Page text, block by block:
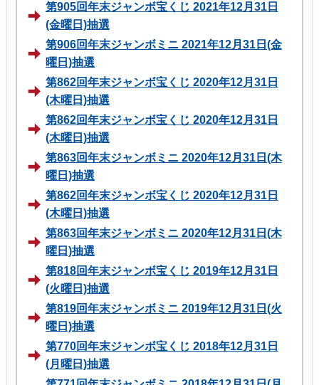
第905回年末ジャンボ宝くじ 2021年12月31日
(金曜日)抽選
第906回年末ジャンボミニ 2021年12月31日(金
曜日)抽選
第862回年末ジャンボ宝くじ 2020年12月31日
(木曜日)抽選
第862回年末ジャンボ宝くじ 2020年12月31日
(木曜日)抽選
第863回年末ジャンボミニ 2020年12月31日(木
曜日)抽選
第862回年末ジャンボ宝くじ 2020年12月31日
(木曜日)抽選
第863回年末ジャンボミニ 2020年12月31日(木
曜日)抽選
第818回年末ジャンボ宝くじ 2019年12月31日
(火曜日)抽選
第819回年末ジャンボミニ 2019年12月31日(火
曜日)抽選
第770回年末ジャンボ宝くじ 2018年12月31日
(月曜日)抽選